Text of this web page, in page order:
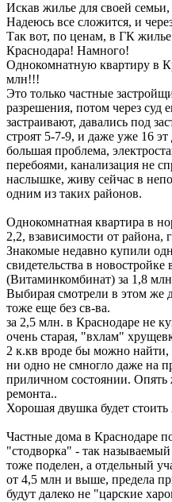
Искав жилье для своей
Надеюсь все сложится, и
Так вот, по ценам, в ГК
Краснодара! Намного!
Однокомнатную квартиру в
млн!!!
Это только частные
разрешения, потом через суд
застраивают, давались под
строят 5-7-9, и даже уже 16
большая проблема,
перебоями, канализация не
наслышке, живу сейчас в
одним из таких районов.
Однокомнатная квартира в
2,2, взависимости от района,
Знакомые недавно купили
свидетельства в
(Витаминкомбинат) за 1,8
Выбирая смотрели в этом же
тоже еще без св-ва.
за 2,5 млн. в Краснодаре не
очень старая, "вхлам"
2 к.кв вроде бы можно
ни одно не смногло даже на
приличном состоянии. Опять
ремонта..
Хорошая двушка будет
Частные дома в Краснодаре
"стодворка" - так
тоже поделен, а отдельный
от 4,5 млн и выше, предела
будут далеко не "царские